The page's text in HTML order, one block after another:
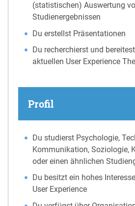
(statistischen) Auswertung
Studienergebnissen
Du erstellst Präsentationen
Du recherchierst und
aktuellen User Experience
Profil
Du studierst Psychologie,
Kommunikation, Soziologie,
oder einen ähnlichen
Du besitzt ein hohes
User Experience